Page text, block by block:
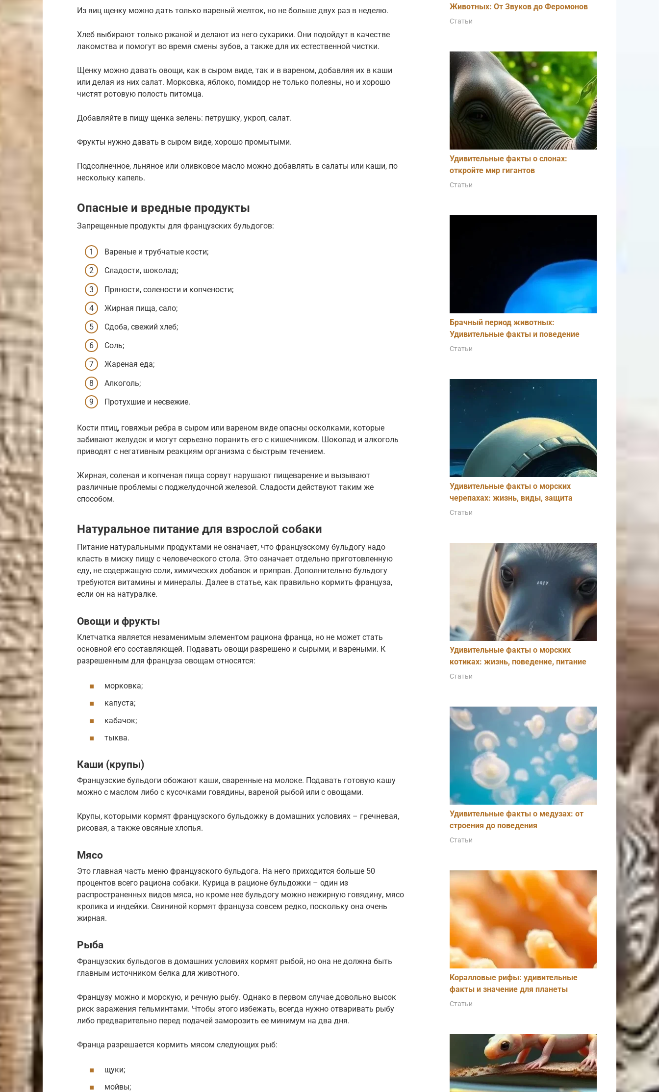
Из яиц щенку можно дать только вареный желток, но не больше двух раз в неделю.
Хлеб выбирают только ржаной и делают из него сухарики. Они подойдут в качестве
лакомства и помогут во время смены зубов, а также для их естественной чистки.
Щенку можно давать овощи, как в сыром виде, так и в вареном, добавляя их в каши
или делая из них салат. Морковка, яблоко, помидор не только полезны, но и хорошо
чистят ротовую полость питомца.
Добавляйте в пищу щенка зелень: петрушку, укроп, салат.
Фрукты нужно давать в сыром виде, хорошо промытыми.
Подсолнечное, льняное или оливковое масло можно добавлять в салаты или каши, по
нескольку капель.
Опасные и вредные продукты
Запрещенные продукты для французских бульдогов:
Вареные и трубчатые кости;
Сладости, шоколад;
Пряности, солености и копчености;
Жирная пища, сало;
Сдоба, свежий хлеб;
Соль;
Жареная еда;
Алкоголь;
Протухшие и несвежие.
Кости птиц, говяжьи ребра в сыром или вареном виде опасны осколками, которые
забивают желудок и могут серьезно поранить его с кишечником. Шоколад и алкоголь
приводят с негативным реакциям организма с быстрым течением.
Жирная, соленая и копченая пища сорвут нарушают пищеварение и вызывают
различные проблемы с поджелудочной железой. Сладости действуют таким же
способом.
Натуральное питание для взрослой собаки
Питание натуральными продуктами не означает, что французскому бульдогу надо
класть в миску пищу с человеческого стола. Это означает отдельно приготовленную
еду, не содержащую соли, химических добавок и приправ. Дополнительно бульдогу
требуются витамины и минералы. Далее в статье, как правильно кормить француза,
если он на натуралке.
Овощи и фрукты
Клетчатка является незаменимым элементом рациона франца, но не может стать
основной его составляющей. Подавать овощи разрешено и сырыми, и вареными. К
разрешенным для француза овощам относятся:
морковка;
капуста;
кабачок;
тыква.
Каши (крупы)
Французские бульдоги обожают каши, сваренные на молоке. Подавать готовую кашу
можно с маслом либо с кусочками говядины, вареной рыбой или с овощами.
Крупы, которыми кормят французского бульдожку в домашних условиях – гречневая,
рисовая, а также овсяные хлопья.
Мясо
Это главная часть меню французского бульдога. На него приходится больше 50
процентов всего рациона собаки. Курица в рационе бульдожки – один из
распространенных видов мяса, но кроме нее бульдогу можно нежирную говядину, мясо
кролика и индейки. Свининой кормят француза совсем редко, поскольку она очень
жирная.
Рыба
Французских бульдогов в домашних условиях кормят рыбой, но она не должна быть
главным источником белка для животного.
Французу можно и морскую, и речную рыбу. Однако в первом случае довольно высок
риск заражения гельминтами. Чтобы этого избежать, всегда нужно отваривать рыбу
либо предварительно перед подачей заморозить ее минимум на два дня.
Франца разрешается кормить мясом следующих рыб:
щуки;
мойвы;
Животных: От Звуков до Феромонов
Статьи
Удивительные факты о слонах:
откройте мир гигантов
Статьи
Брачный период животных:
Удивительные факты и поведение
Статьи
Удивительные факты о морских
черепахах: жизнь, виды, защита
Статьи
Удивительные факты о морских
котиках: жизнь, поведение, питание
Статьи
Удивительные факты о медузах: от
строения до поведения
Статьи
Коралловые рифы: удивительные
факты и значение для планеты
Статьи